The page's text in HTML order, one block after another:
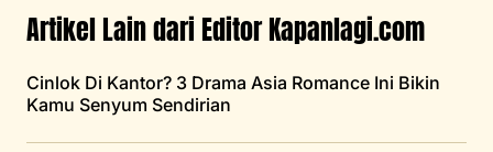
Artikel Lain dari Editor Kapanlagi.com
Cinlok Di Kantor? 3 Drama Asia Romance Ini Bikin
Kamu Senyum Sendirian